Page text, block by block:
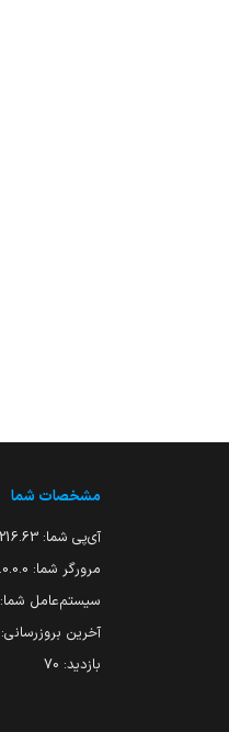
مشخصات شما
آی‌پی شما:
مرورگر شما: Chrome
سیستم‌عامل شما:
آخرین بروزرسانی:
بازدید: 70